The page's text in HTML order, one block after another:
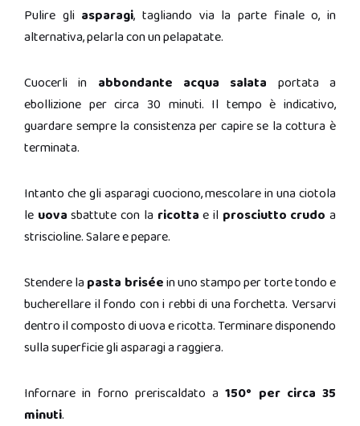
Pulire gli asparagi, tagliando via la parte finale o, in
alternativa, pelarla con un pelapatate.
Cuocerli in abbondante acqua salata portata a
ebollizione per circa 30 minuti. Il tempo è indicativo,
guardare sempre la consistenza per capire se la cottura è
terminata.
Intanto che gli asparagi cuociono, mescolare in una ciotola
le uova sbattute con la ricottae il prosciutto crudo a
striscioline. Salare e pepare.
Stendere la pasta briséein uno stampo per torte tondo e
bucherellare il fondo con i rebbi di una forchetta. Versarvi
dentro il composto di uova e ricotta. Terminare disponendo
sulla superficie gli asparagi a raggiera.
Infornare in forno preriscaldato a150° per circa 35
minuti.